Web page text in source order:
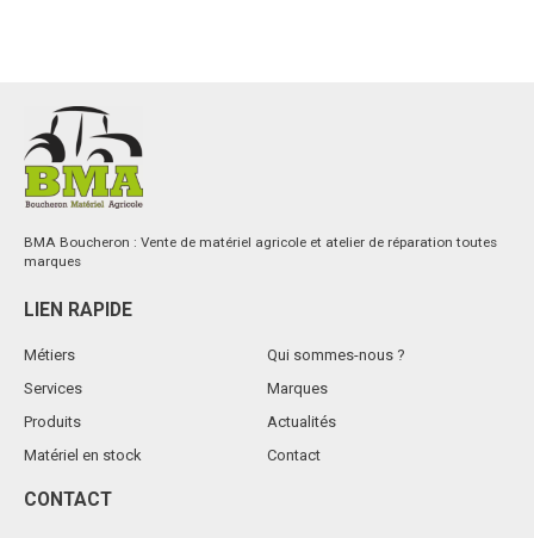
BMA Boucheron : Vente de matériel agricole et atelier de réparation toutes
marques
LIEN RAPIDE
Métiers
Services
Produits
Matériel en stock
Qui sommes-nous ?
Marques
Actualités
Contact
CONTACT